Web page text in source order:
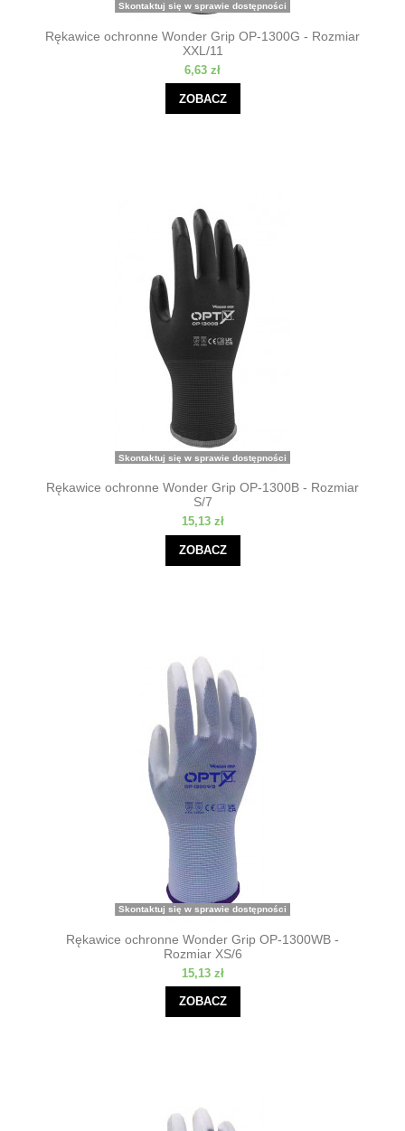
Skontaktuj się w sprawie dostępności
Rękawice ochronne Wonder Grip OP-1300G - Rozmiar
XXL/11
6,63 zł
ZOBACZ
Skontaktuj się w sprawie dostępności
Rękawice ochronne Wonder Grip OP-1300B - Rozmiar
S/7
15,13 zł
ZOBACZ
Skontaktuj się w sprawie dostępności
Rękawice ochronne Wonder Grip OP-1300WB -
Rozmiar XS/6
15,13 zł
ZOBACZ